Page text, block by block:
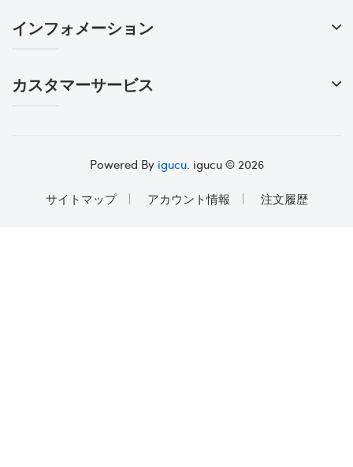
インフォメーション
カスタマーサービス
Powered By igucu. igucu © 2026
サイトマップ
アカウント情報 注文履歴